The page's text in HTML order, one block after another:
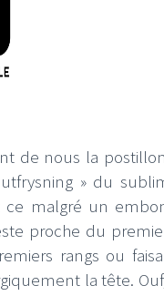
de nous la
» du
ce malgré un
proche du
rangs ou
la tête.